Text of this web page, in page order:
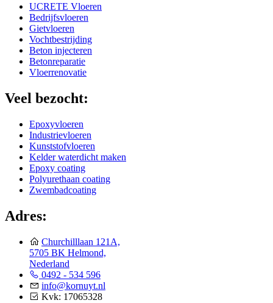
UCRETE Vloeren
Bedrijfsvloeren
Gietvloeren
Vochtbestrijding
Beton injecteren
Betonreparatie
Vloerrenovatie
Veel bezocht:
Epoxyvloeren
Industrievloeren
Kunststofvloeren
Kelder waterdicht maken
Epoxy coating
Polyurethaan coating
Zwembadcoating
Adres:
Churchilllaan 121A,
5705 BK Helmond,
Nederland
0492 - 534 596
info@kornuyt.nl
Kvk: 17065328